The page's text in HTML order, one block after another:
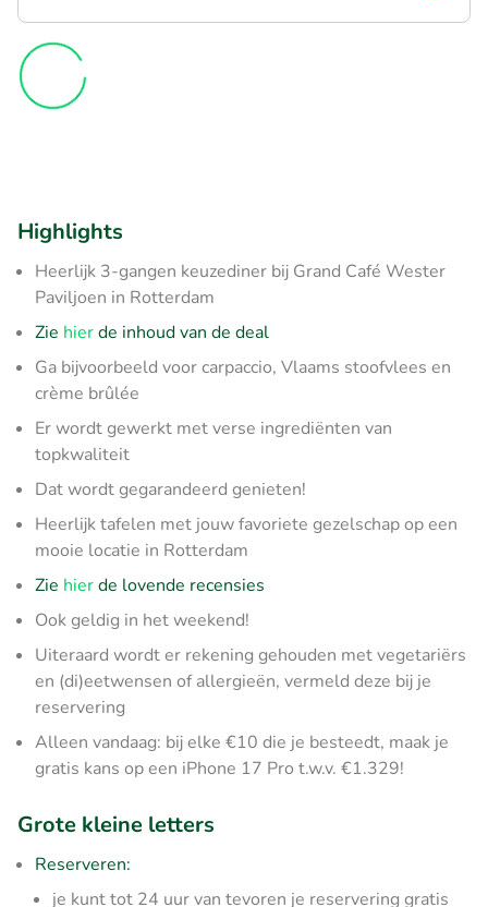
Highlights
Heerlijk 3-gangen keuzediner bij Grand Café Wester
Paviljoen in Rotterdam
Zie hierde inhoud van de deal
Ga bijvoorbeeld voor carpaccio, Vlaams stoofvlees en
crème brûlée
Er wordt gewerkt met verse ingrediënten van
topkwaliteit
Dat wordt gegarandeerd genieten!
Heerlijk tafelen met jouw favoriete gezelschap op een
mooie locatie in Rotterdam
Zie hierde lovende recensies
Ook geldig in het weekend!
Uiteraard wordt er rekening gehouden met vegetariërs
en (di)eetwensen of allergieën, vermeld deze bij je
reservering
Alleen vandaag: bij elke €10 die je besteedt, maak je
gratis kans op een iPhone 17 Pro t.w.v. €1.329!
Grote kleine letters
Reserveren:
je kunt tot 24 uur van tevoren je reservering gratis